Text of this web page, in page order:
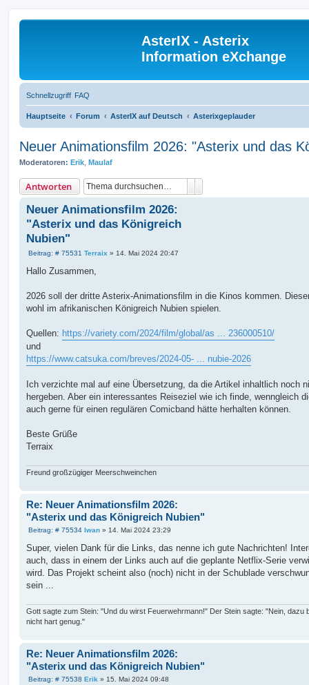
AsterIX - Asterix
Information eXchange
Schnellzugriff FAQ
Hauptseite Forum AsterIX auf Deutsch Asterixgeplauder
Neuer Animationsfilm 2026: "Asterix und das
Moderatoren: Erik Maulaf
Antworten
Neuer Animationsfilm 2026:
"Asterix und das Königreich
Nubien"
Beitrag: # 75531 B
i
a
Terraix » 14. Mai 2024 20:47
Hallo Zusammen,
2026 soll der dritte Asterix-Animationsfilm in die Kinos kommen.
wohl im afrikanischen Königreich Nubien spielen.
Quellen: https://variety.com/2024/film/global/as ... 236000510/
und
https://www.catsuka.com/breves/2024-05- ... nubie-2026
Ich verzichte mal auf eine Übersetzung, da die Artikel inhaltlich noch
hergeben. Aber ein interessantes Reiseziel wie ich finde, wenngleich
auch gerne für einen regulären Comicband hätte herhalten können.
Beste Grüße
Terraix
Freund großzügiger Meerschweinchen
Re: Neuer Animationsfilm 2026:
"Asterix und das Königreich Nubien"
Beitrag: # 75534B
i
r
a
Iwan » 14. Mai 2024 23:29
Super, vielen Dank für die Links, das nenne ich gute Nachrichten!
auch, dass in einem der Links auch auf die geplante Netflix-Serie
wird. Das Projekt scheint also (noch) nicht in der Schublade
sein ...
Gott sagte zum Stein: "Und du wirst Feuerwehrmann!" Der Stein sagte: "Nein, dazu
nicht hart genug."
Re: Neuer Animationsfilm 2026:
"Asterix und das Königreich Nubien"
Beitrag: # 75538 BErik » 15. Mai 2024 09:48